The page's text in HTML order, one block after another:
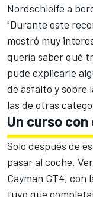
Nordschleife a
"Durante este
mostró muy
quería saber qué
pude explicarle
de asfalto y sobre
las de otras
Un curso
Solo después de
pasar al coche.
Cayman GT4,
tuvo que